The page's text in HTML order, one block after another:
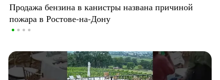
Продажа бензина в канистры названа причиной
пожара в Ростове-на-Дону